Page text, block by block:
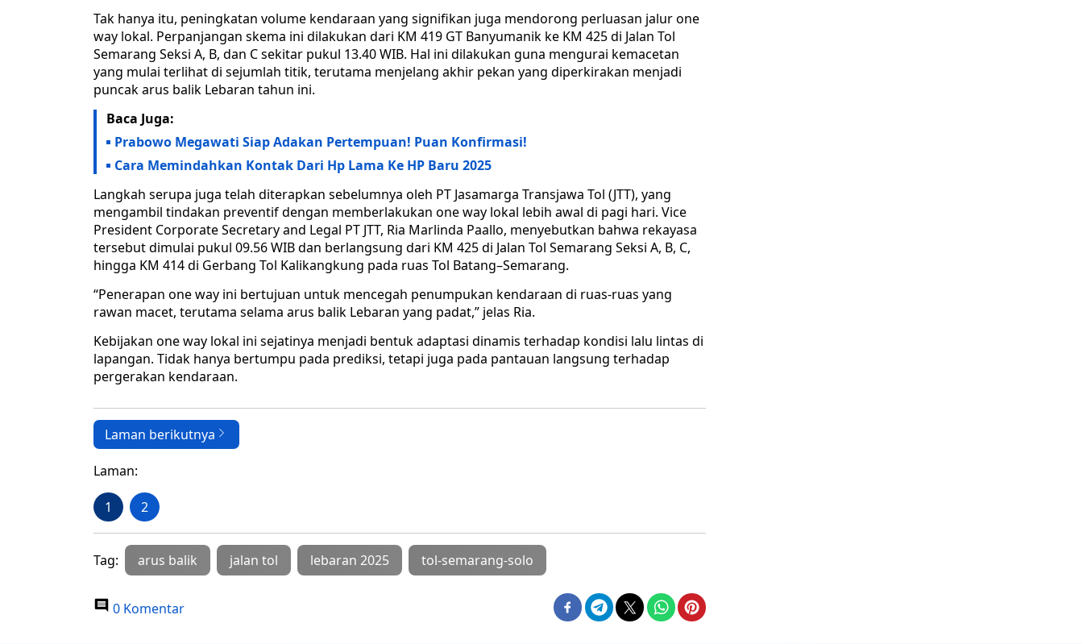
Tak hanya itu, peningkatan volume kendaraan yang signifikan juga mendorong perluasan jalur one
way lokal. Perpanjangan skema ini dilakukan dari KM 419 GT Banyumanik ke KM 425 di Jalan Tol
Semarang Seksi A, B, dan C sekitar pukul 13.40 WIB. Hal ini dilakukan guna mengurai kemacetan
yang mulai terlihat di sejumlah titik, terutama menjelang akhir pekan yang diperkirakan menjadi
puncak arus balik Lebaran tahun ini.
Baca Juga:
Prabowo Megawati Siap Adakan Pertempuan! Puan Konfirmasi!
Cara Memindahkan Kontak Dari Hp Lama Ke HP Baru 2025
Langkah serupa juga telah diterapkan sebelumnya oleh PT Jasamarga Transjawa Tol (JTT), yang
mengambil tindakan preventif dengan memberlakukan one way lokal lebih awal di pagi hari. Vice
President Corporate Secretary and Legal PT JTT, Ria Marlinda Paallo, menyebutkan bahwa rekayasa
tersebut dimulai pukul 09.56 WIB dan berlangsung dari KM 425 di Jalan Tol Semarang Seksi A, B, C,
hingga KM 414 di Gerbang Tol Kalikangkung pada ruas Tol Batang–Semarang.
“Penerapan one way ini bertujuan untuk mencegah penumpukan kendaraan di ruas-ruas yang
rawan macet, terutama selama arus balik Lebaran yang padat,” jelas Ria.
Kebijakan one way lokal ini sejatinya menjadi bentuk adaptasi dinamis terhadap kondisi lalu lintas di
lapangan. Tidak hanya bertumpu pada prediksi, tetapi juga pada pantauan langsung terhadap
pergerakan kendaraan.
Laman berikutnya
Laman:
1 2
Tag: arus balik jalan tol lebaran 2025 tol-semarang-solo
0 Komentar